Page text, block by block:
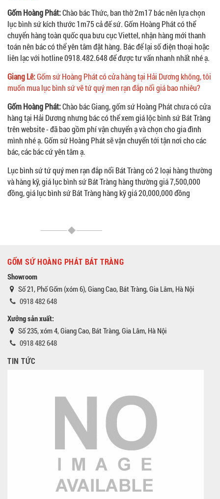
Gốm Hoàng Phát:Chào bác Thức, ban thờ 2m17 bác nên lựa chọn
lục bình sứ kích thước 1m75 cả đế sứ. Gốm Hoàng Phát có thể
chuyển hàng toàn quốc qua bưu cục Viettel, nhận hàng mới thanh
toán nên bác có thể yên tâm đặt hàng. Bác để lại số điện thoại hoặc
liên lạc với hotline 0918.482.648 để được tư vấn nhanh nhất nhé ạ.
Giang Lê:Gốm sứ Hoàng Phát có cửa hàng tại Hải Dương không, tôi
muốn mua lục bình sứ vẽ tứ quý men rạn đắp nổi giá bao nhiêu?
Gốm Hoàng Phát:Chào bác Giang, gốm sứ Hoàng Phát chưa có cửa
hàng tại Hải Dương nhưng bác có thể xem giá lộc bình sứ Bát Tràng
trên website - đã bao gồm phí vận chuyển ạ và chọn cho gia đình
mình nhé ạ. Gốm sứ Hoàng Phát sẽ vận chuyển tới tận nơi cho các
bác, các bác cứ yên tâm ạ.
Lục bình sứ tứ quý men rạn đắp nổi Bát Tràng có 2 loại hàng thường
và hàng kỹ, giá lục bình sứ Bát Tràng hàng thường giá 7,500,000
đồng, giá lục bình sứ Bát Tràng hàng kỹ giá 20,000,000 đồng
GỐM SỨ HOÀNG PHÁT BÁT TRÀNG
Showroom
Số 21, Phố Gốm (xóm 6), Giang Cao, Bát Tràng, Gia Lâm, Hà Nội
0918 482 648
Xưởng sản xuất:
Số 235, xóm 4, Giang Cao, Bát Tràng, Gia Lâm, Hà Nội
0918 482 648
TIN TỨC